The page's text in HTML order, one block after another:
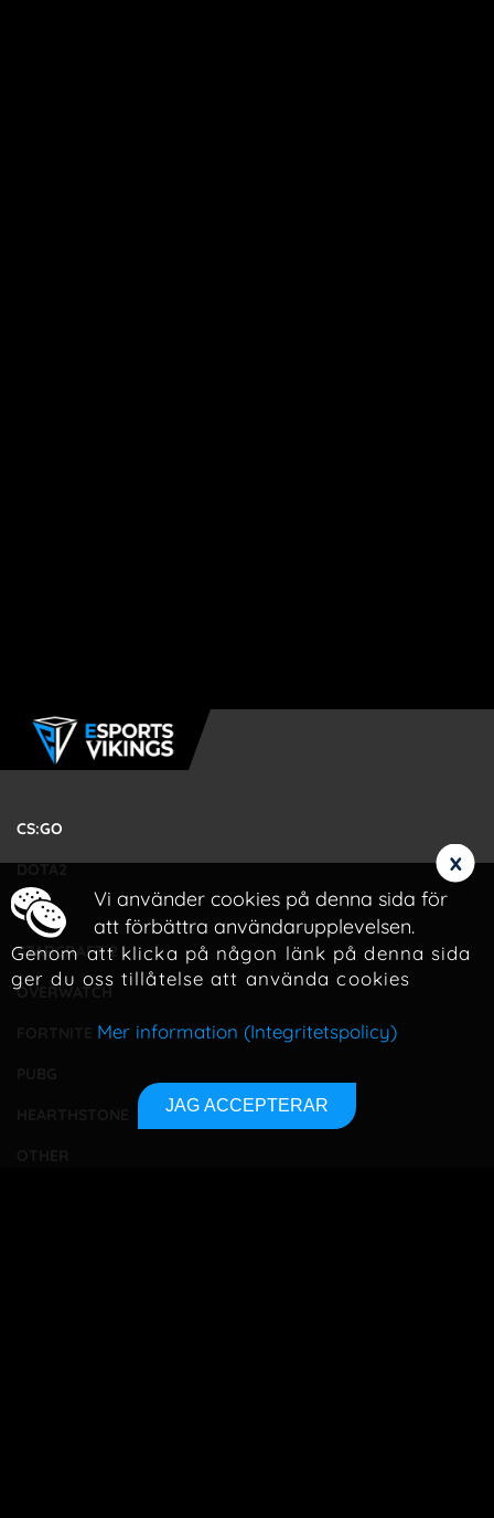
CS:GO
DOTA2
LOL
STARCRAFT 2
OVERWATCH
Vi använder cookies på denna sida för
att förbättra användarupplevelsen.
Genom att klicka på någon länk på denna sida
ger du oss tillåtelse att använda cookies
Mer information (Integritetspolicy)
JAG ACCEPTERAR
x